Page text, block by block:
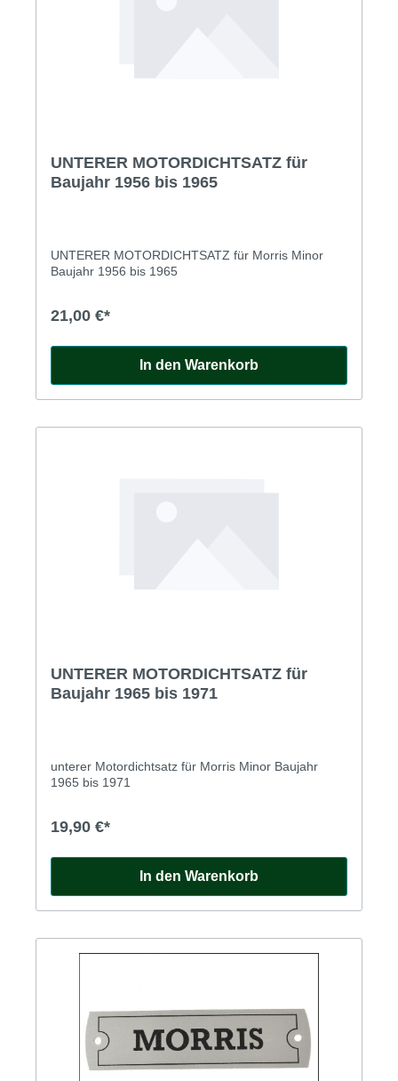
UNTERER MOTORDICHTSATZ für
Baujahr 1956 bis 1965
UNTERER MOTORDICHTSATZ für Morris Minor
Baujahr 1956 bis 1965
21,00 €*
In den Warenkorb
UNTERER MOTORDICHTSATZ für
Baujahr 1965 bis 1971
unterer Motordichtsatz für Morris Minor Baujahr
1965 bis 1971
19,90 €*
In den Warenkorb